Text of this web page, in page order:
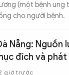
(một bệnh ung
cho người bệnh.
Nẵng: Nguồn
đích và phát
giờ trước